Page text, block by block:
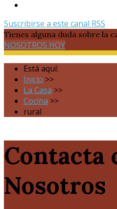
Suscribirse a este canal RSS
Tienes alguna duda sobre la
NOSOTROS HOY
Está aquí:
Inicio >>
La Casa >>
Cocina >>
rural
Contacta
Nosotros